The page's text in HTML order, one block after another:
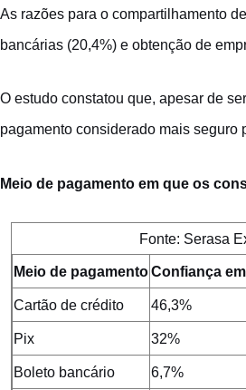
As razões para o compartilhamento
bancárias (20,4%) e obtenção de
O estudo constatou que, apesar de
pagamento considerado mais seguro
Meio de pagamento em que os
Fonte: Serasa
Meio de pagamentoConfiança
Cartão de crédito 46,3%
Pix 32%
Boleto bancário 6,7%